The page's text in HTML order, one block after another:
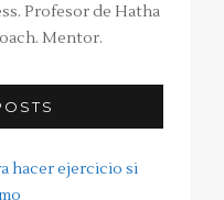
Profesor de Hatha
Mentor.
hacer ejercicio si